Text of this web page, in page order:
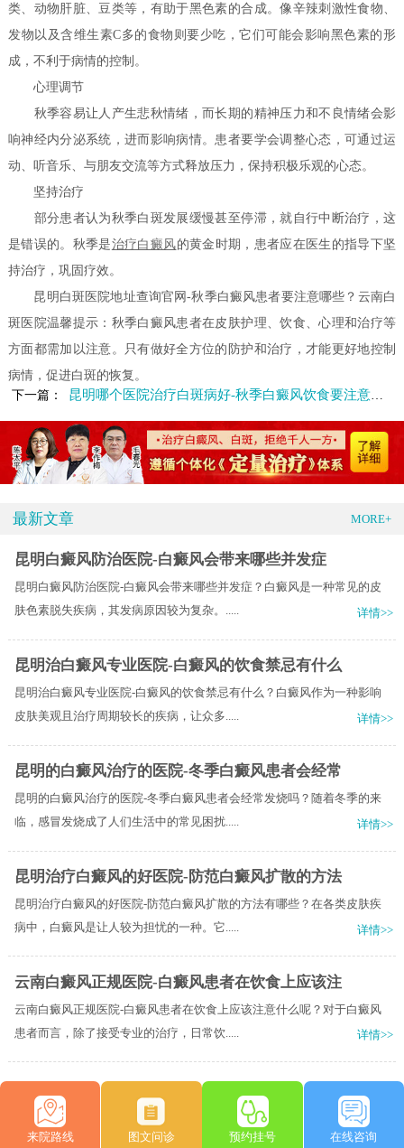
类、动物肝脏、豆类等，有助于黑色素的合成。像辛辣刺激性食物、
发物以及含维生素C多的食物则要少吃，它们可能会影响黑色素的形
成，不利于病情的控制。
心理调节
秋季容易让人产生悲秋情绪，而长期的精神压力和不良情绪会影
响神经内分泌系统，进而影响病情。患者要学会调整心态，可通过运
动、听音乐、与朋友交流等方式释放压力，保持积极乐观的心态。
坚持治疗
部分患者认为秋季白斑发展缓慢甚至停滞，就自行中断治疗，这
是错误的。秋季是治疗白癜风的黄金时期，患者应在医生的指导下坚
持治疗，巩固疗效。
昆明白斑医院地址查询官网-秋季白癜风患者要注意哪些？云南白
斑医院温馨提示：秋季白癜风患者在皮肤护理、饮食、心理和治疗等
方面都需加以注意。只有做好全方位的防护和治疗，才能更好地控制
病情，促进白斑的恢复。
下一篇：
昆明哪个医院治疗白斑病好-秋季白癜风饮食要注意哪些
最新文章 MORE+
昆明白癜风防治医院-白癜风会带来哪些并发症
昆明白癜风防治医院-白癜风会带来哪些并发症？白癜风是一种常见的皮
肤色素脱失疾病，其发病原因较为复杂。.....
详情>>
昆明治白癜风专业医院-白癜风的饮食禁忌有什么
昆明治白癜风专业医院-白癜风的饮食禁忌有什么？白癜风作为一种影响
皮肤美观且治疗周期较长的疾病，让众多.....
详情>>
昆明的白癜风治疗的医院-冬季白癜风患者会经常
昆明的白癜风治疗的医院-冬季白癜风患者会经常发烧吗？随着冬季的来
临，感冒发烧成了人们生活中的常见困扰.....
详情>>
昆明治疗白癜风的好医院-防范白癜风扩散的方法
昆明治疗白癜风的好医院-防范白癜风扩散的方法有哪些？在各类皮肤疾
病中，白癜风是让人较为担忧的一种。它.....
详情>>
云南白癜风正规医院-白癜风患者在饮食上应该注
云南白癜风正规医院-白癜风患者在饮食上应该注意什么呢？对于白癜风
患者而言，除了接受专业的治疗，日常饮.....
详情>>
来院路线 图文问诊 预约挂号 在线咨询